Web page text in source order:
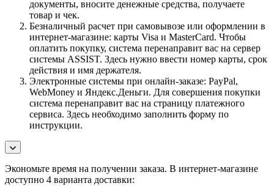
документы, вносите денежные средства, получаете
товар и чек.
Безналичный расчет при самовывозе или оформлении в
интернет-магазине: карты Visa и MasterCard. Чтобы
оплатить покупку, система перенаправит вас на сервер
системы ASSIST. Здесь нужно ввести номер карты, срок
действия и имя держателя.
Электронные системы при онлайн-заказе: PayPal,
WebMoney и Яндекс.Деньги. Для совершения покупки
система перенаправит вас на страницу платежного
сервиса. Здесь необходимо заполнить форму по
инструкции.
Экономьте время на получении заказа. В интернет-магазине
доступно 4 варианта доставки: